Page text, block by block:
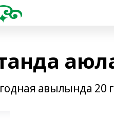
авылында 20